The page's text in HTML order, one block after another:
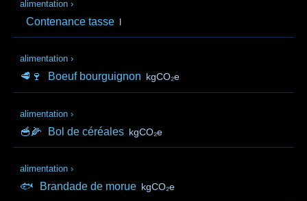
alimentation ›
Contenance tasse l
alimentation ›
🥩🍷 Boeuf bourguignon kgCO₂e
alimentation ›
🥣🌽 Bol de céréales kgCO₂e
alimentation ›
🐟 Brandade de morue kgCO₂e